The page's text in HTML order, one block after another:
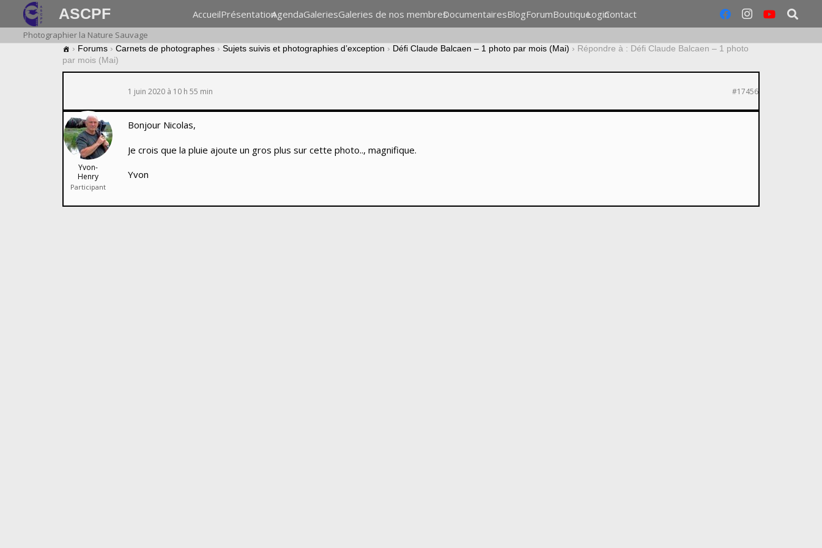
ASCPF AccueilPrésentationAgendaGaleriesGaleries de nos membresDocumentairesBlogForumBoutiqueLoginContact
Photographier la Nature Sauvage
› Forums › Carnets de photographes › Sujets suivis et photographies d’exception › Défi Claude Balcaen – 1 photo par mois (Mai) › Répondre à : Défi Claude Balcaen – 1 photo
par mois (Mai)
1 juin 2020 à 10 h 55 min #17456
Yvon-
Henry
Participant
Bonjour Nicolas,
Je crois que la pluie ajoute un gros plus sur cette photo.., magnifique.
Yvon